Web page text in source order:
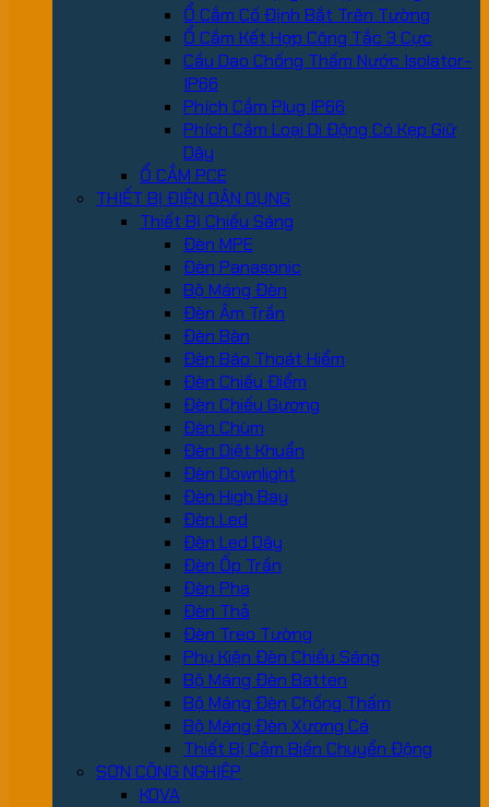
Ổ Cắm Cố Định Bắt Trên Tường
Ổ Cắm Kết Hợp Công Tắc 3 Cực
Cầu Dao Chống Thấm Nước Isolator-
IP66
Phích Cắm Plug IP66
Phích Cắm Loại Di Động Có Kẹp Giữ
Dây
Ổ CẮM PCE
THIẾT BỊ ĐIỆN DÂN DỤNG
Thiết Bị Chiếu Sáng
Đèn MPE
Đèn Panasonic
Bộ Máng Đèn
Đèn Âm Trần
Đèn Bàn
Đèn Báo Thoát Hiểm
Đèn Chiếu Điểm
Đèn Chiếu Gương
Đèn Chùm
Đèn Diệt Khuẩn
Đèn Downlight
Đèn High Bay
Đèn Led
Đèn Led Dây
Đèn Ốp Trần
Đèn Pha
Đèn Thả
Đèn Treo Tường
Phụ Kiện Đèn Chiếu Sáng
Bộ Máng Đèn Batten
Bộ Máng Đèn Chống Thấm
Bộ Máng Đèn Xương Cá
Thiết Bị Cảm Biến Chuyển Động
SƠN CÔNG NGHIỆP
KOVA